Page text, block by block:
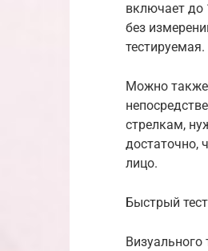
включает до
без
тестируемая.
Можно также
стрелкам,
достаточно,
лицо.
Быстрый